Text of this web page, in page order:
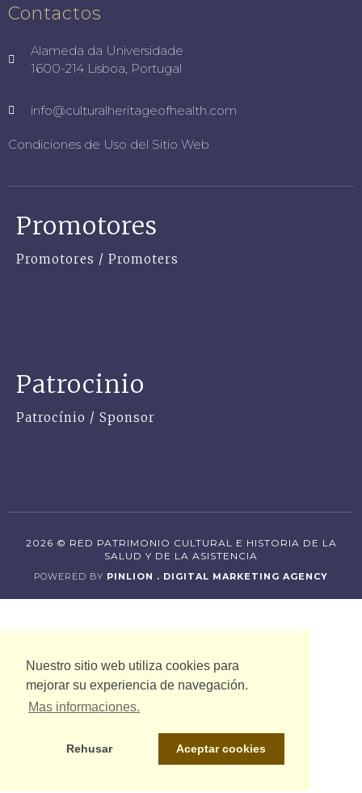
Nuestro sitio web utiliza cookies para
mejorar su experiencia de navegación.
Mas informaciones.
Rehusar Aceptar cookies
Contactos
Alameda da Universidade
1600-214 Lisboa, Portugal
info@culturalheritageofhealth.com
Condiciones de Uso del Sitio Web
Promotores
Promotores / Promoters
Patrocinio
Patrocínio / Sponsor
2026 © RED PATRIMONIO CULTURAL E HISTORIA DE LA
SALUD Y DE LA ASISTENCIA
POWERED BY PINLION . DIGITAL MARKETING AGENCY